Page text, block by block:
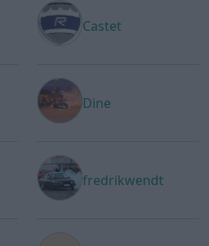
Castet
Dine
fredrikwendt